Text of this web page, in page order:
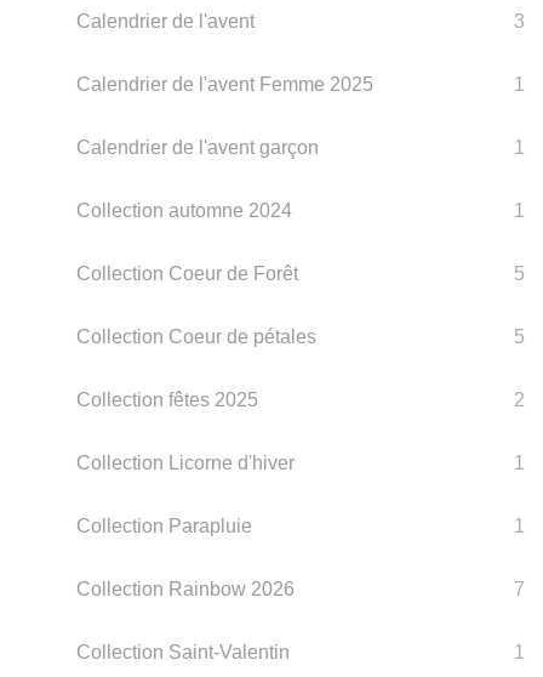
Calendrier de l'avent 3
Calendrier de l'avent Femme 2025 1
Calendrier de l'avent garçon 1
Collection automne 2024 1
Collection Coeur de Forêt 5
Collection Coeur de pétales 5
Collection fêtes 2025 2
Collection Licorne d'hiver 1
Collection Parapluie 1
Collection Rainbow 2026 7
Collection Saint-Valentin 1